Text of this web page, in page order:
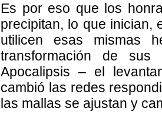
Es por eso que los
precipitan, lo que inician,
utilicen esas mismas
transformación de
Apocalipsis – el
cambió las redes
las mallas se ajustan y